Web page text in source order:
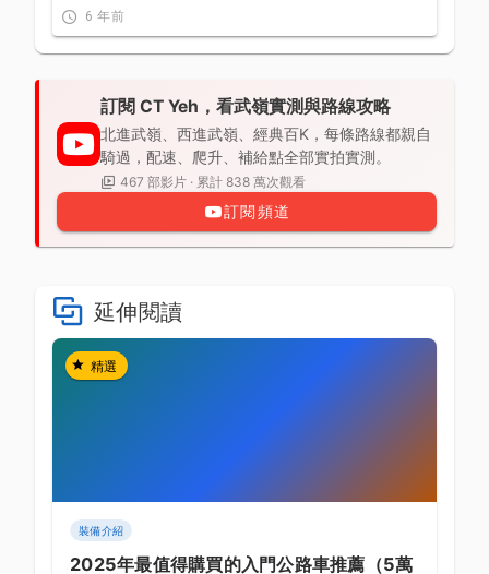
6 年前
訂閱 CT Yeh，看武嶺實測與路線攻略
北進武嶺、西進武嶺、經典百K，每條路線都親自
騎過，配速、爬升、補給點全部實拍實測。
467 部影片 · 累計 838 萬次觀看
訂閱頻道
延伸閱讀
精選
裝備介紹
2025年最值得購買的入門公路車推薦（5萬